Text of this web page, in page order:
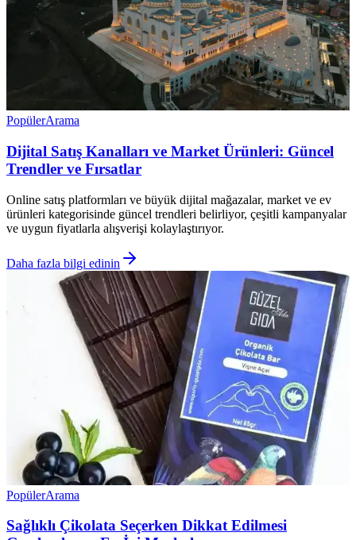
PopülerArama
Dijital Satış Kanalları ve Market Ürünleri: Güncel
Trendler ve Fırsatlar
Online satış platformları ve büyük dijital mağazalar, market ve ev
ürünleri kategorisinde güncel trendleri belirliyor, çeşitli kampanyalar
ve uygun fiyatlarla alışverişi kolaylaştırıyor.
Daha fazla bilgi edinin
PopülerArama
Sağlıklı Çikolata Seçerken Dikkat Edilmesi